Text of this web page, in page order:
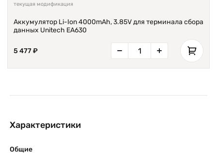
текущая модификация
Аккумулятор Li-Ion 4000mAh, 3.85V для терминала сбора
данных Unitech EA630
5 477 ₽
Характеристики
Общие